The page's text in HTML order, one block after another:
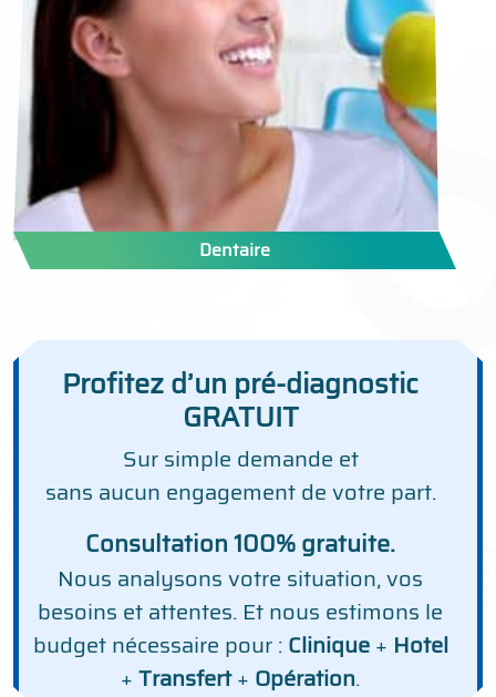
Dentaire
Profitez d’un pré-diagnostic
GRATUIT
Sur simple demande et
sans aucun engagement de votre part.
Consultation 100% gratuite.
Nous analysons votre situation, vos
besoins et attentes. Et nous estimons le
budget nécessaire pour :Clinique+ Hotel
+Transfert+ Opération.